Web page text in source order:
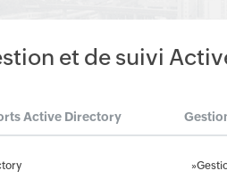
et de suivi
Active Directory
»